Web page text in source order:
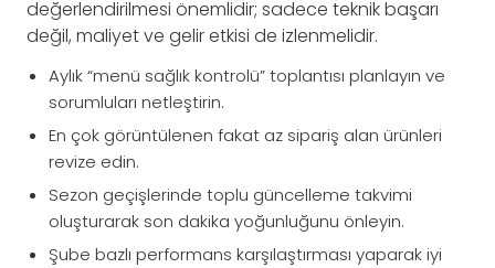
değerlendirilmesi önemlidir; sadece teknik başarı
değil, maliyet ve gelir etkisi de izlenmelidir.
Aylık “menü sağlık kontrolü” toplantısı planlayın ve
sorumluları netleştirin.
En çok görüntülenen fakat az sipariş alan ürünleri
revize edin.
Sezon geçişlerinde toplu güncelleme takvimi
oluşturarak son dakika yoğunluğunu önleyin.
Şube bazlı performans karşılaştırması yaparak iyi